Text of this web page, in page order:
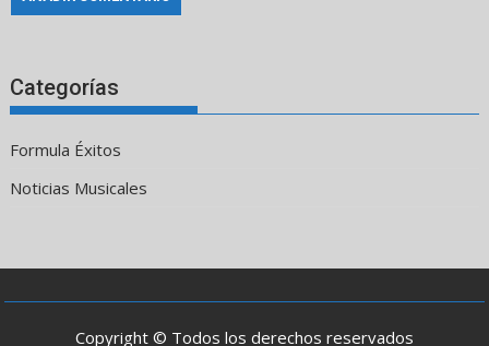
Categorías
Formula Éxitos
Noticias Musicales
Copyright © Todos los derechos reservados